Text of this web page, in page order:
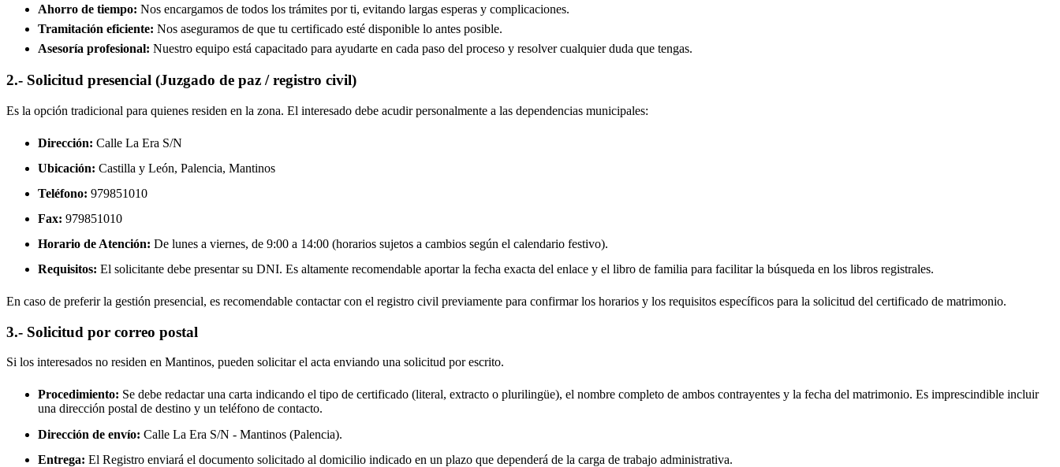
Ahorro de tiempo: Nos encargamos de todos los trámites por ti, evitando largas esperas y complicaciones.
Tramitación eficiente: Nos aseguramos de que tu certificado esté disponible lo antes posible.
Asesoría profesional: Nuestro equipo está capacitado para ayudarte en cada paso del proceso y resolver cualquier duda que tengas.
2.- Solicitud presencial (Juzgado de paz / registro civil)
Es la opción tradicional para quienes residen en la zona. El interesado debe acudir personalmente a las dependencias municipales:
Dirección: Calle La Era S/N
Ubicación: Castilla y León, Palencia, Mantinos
Teléfono: 979851010
Fax: 979851010
Horario de Atención: De lunes a viernes, de 9:00 a 14:00 (horarios sujetos a cambios según el calendario festivo).
Requisitos: El solicitante debe presentar su DNI. Es altamente recomendable aportar la fecha exacta del enlace y el libro de familia para facilitar la búsqueda en los libros registrales.
En caso de preferir la gestión presencial, es recomendable contactar con el registro civil previamente para confirmar los horarios y los requisitos específicos para la solicitud del certificado de matrimonio.
3.- Solicitud por correo postal
Si los interesados no residen en Mantinos, pueden solicitar el acta enviando una solicitud por escrito.
Procedimiento: Se debe redactar una carta indicando el tipo de certificado (literal, extracto o plurilingüe), el nombre completo de ambos contrayentes y la fecha del matrimonio. Es imprescindible incluir
una dirección postal de destino y un teléfono de contacto.
Dirección de envío: Calle La Era S/N - Mantinos (Palencia).
Entrega: El Registro enviará el documento solicitado al domicilio indicado en un plazo que dependerá de la carga de trabajo administrativa.